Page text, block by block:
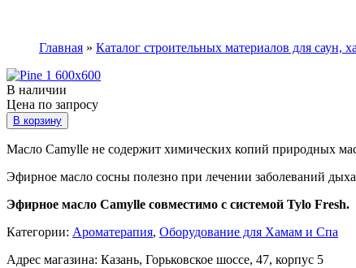
Главная » Каталог строительных материалов для саун,
В наличии
Цена по запросу
В корзину
Масло Camylle не содержит химических копий природных
Эфирное масло сосны полезно при лечении заболеваний
Эфирное масло Camylle совместимо с системой Tylo Fresh.
Категории: Ароматерапия, Оборудование для Хамам и Спа
Адрес магазина: Казань, Горьковское шоссе, 47, корпус 5